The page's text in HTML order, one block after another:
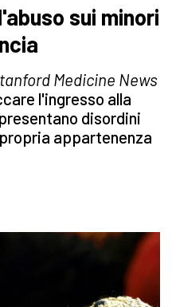
sui minori
Medicine News
l'ingresso alla
disordini
appartenenza